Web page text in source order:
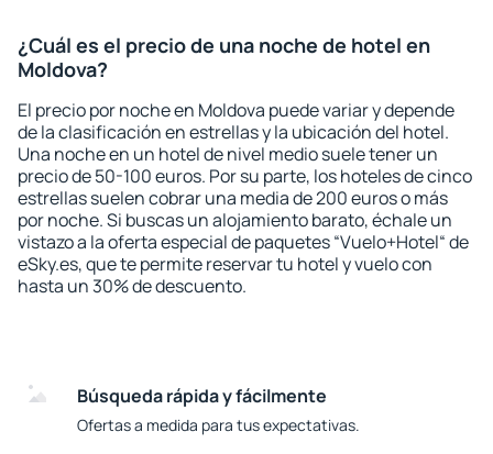
¿Cuál es el precio de una noche de hotel en
Moldova?
El precio por noche en Moldova puede variar y depende
de la clasificación en estrellas y la ubicación del hotel.
Una noche en un hotel de nivel medio suele tener un
precio de 50-100 euros. Por su parte, los hoteles de cinco
estrellas suelen cobrar una media de 200 euros o más
por noche. Si buscas un alojamiento barato, échale un
vistazo a la oferta especial de paquetes “Vuelo+Hotel“ de
eSky.es, que te permite reservar tu hotel y vuelo con
hasta un 30% de descuento.
Búsqueda rápida y fácilmente
Ofertas a medida para tus expectativas.